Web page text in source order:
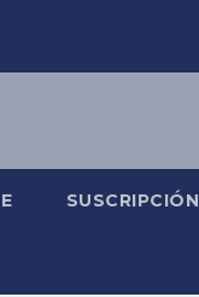
SUSCRIPCIÓN